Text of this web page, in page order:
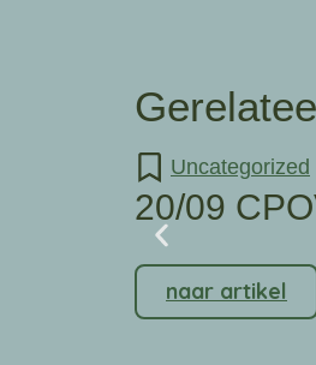
Uncategorized
20/09
naar artikel